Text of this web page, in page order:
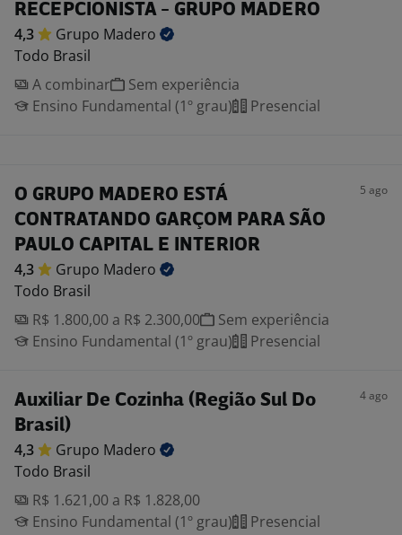
RECEPCIONISTA - GRUPO MADERO
4,3 Grupo Madero
Todo Brasil
A combinar
Sem experiência
Ensino Fundamental (1º grau)
Presencial
O GRUPO MADERO ESTÁ
CONTRATANDO GARÇOM PARA SÃO
PAULO CAPITAL E INTERIOR
5 ago
4,3 Grupo Madero
Todo Brasil
R$ 1.800,00 a R$ 2.300,00
Sem experiência
Ensino Fundamental (1º grau)
Presencial
Auxiliar De Cozinha (Região Sul Do
Brasil)
4 ago
4,3 Grupo Madero
Todo Brasil
R$ 1.621,00 a R$ 1.828,00
Ensino Fundamental (1º grau)
Presencial